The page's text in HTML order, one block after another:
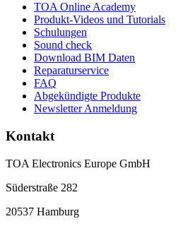
TOA Online Academy
Produkt-Videos und Tutorials
Schulungen
Sound check
Download BIM Daten
Reparaturservice
FAQ
Abgekündigte Produkte
Newsletter Anmeldung
Kontakt
TOA Electronics Europe GmbH
Süderstraße 282
20537 Hamburg